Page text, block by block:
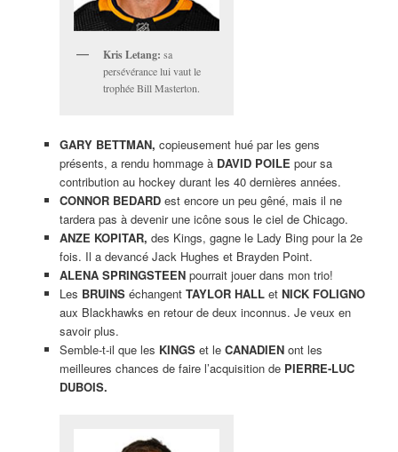
Kris Letang: sa
persévérance lui vaut le
trophée Bill Masterton.
GARY BETTMAN, copieusement hué par les gens
présents, a rendu hommage à DAVID POILE pour sa
contribution au hockey durant les 40 dernières années.
CONNOR BEDARDest encore un peu gêné, mais il ne
tardera pas à devenir une icône sous le ciel de Chicago.
ANZE KOPITAR, des Kings, gagne le Lady Bing pour la 2e
fois. Il a devancé Jack Hughes et Brayden Point.
ALENA SPRINGSTEENpourrait jouer dans mon trio!
Les BRUINSéchangent TAYLOR HALLet NICK FOLIGNO
aux Blackhawks en retour de deux inconnus. Je veux en
savoir plus.
Semble-t-il que les KINGSet le CANADIENont les
meilleures chances de faire l’acquisition de PIERRE-LUC
DUBOIS.